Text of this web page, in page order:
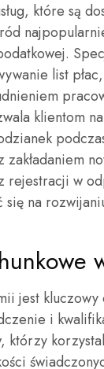
które są
list
klientom
rejestracji w
na
jest kluczowy
i